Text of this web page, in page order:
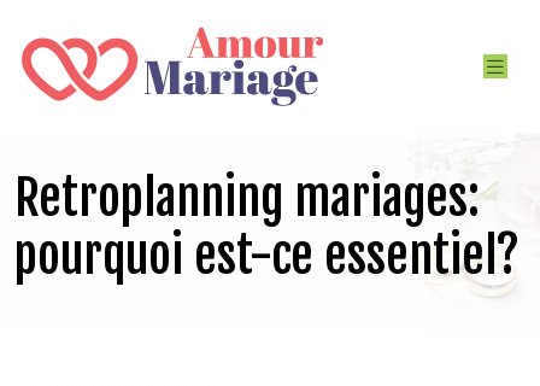
Retroplanning mariages:
pourquoi est-ce essentiel?